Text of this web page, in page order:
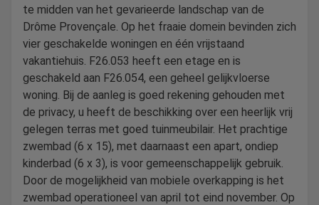
te midden van het gevarieerde landschap van de
Drôme Provençale. Op het fraaie domein bevinden zich
vier geschakelde woningen en één vrijstaand
vakantiehuis. F26.053 heeft een etage en is
geschakeld aan F26.054, een geheel gelijkvloerse
woning. Bij de aanleg is goed rekening gehouden met
de privacy, u heeft de beschikking over een heerlijk vrij
gelegen terras met goed tuinmeubilair. Het prachtige
zwembad (6 x 15), met daarnaast een apart, ondiep
kinderbad (6 x 3), is voor gemeenschappelijk gebruik.
Door de mogelijkheid van mobiele overkapping is het
zwembad operationeel van april tot eind november. Op